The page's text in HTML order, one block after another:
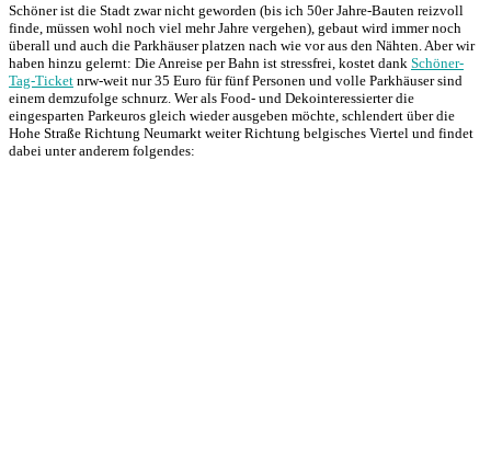
Schöner ist die Stadt zwar nicht geworden (bis ich 50er Jahre-Bauten reizvoll
finde, müssen wohl noch viel mehr Jahre vergehen), gebaut wird immer noch
überall und auch die Parkhäuser platzen nach wie vor aus den Nähten. Aber wir
haben hinzu gelernt: Die Anreise per Bahn ist stressfrei, kostet dank Schöner-
Tag-Ticket nrw-weit nur 35 Euro für fünf Personen und volle Parkhäuser sind
einem demzufolge schnurz. Wer als Food- und Dekointeressierter die
eingesparten Parkeuros gleich wieder ausgeben möchte, schlendert über die
Hohe Straße Richtung Neumarkt weiter Richtung belgisches Viertel und findet
dabei unter anderem folgendes: